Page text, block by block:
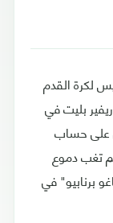
لكرة القدم
بليت في
على حساب
تغب دموع
برنابيو" في